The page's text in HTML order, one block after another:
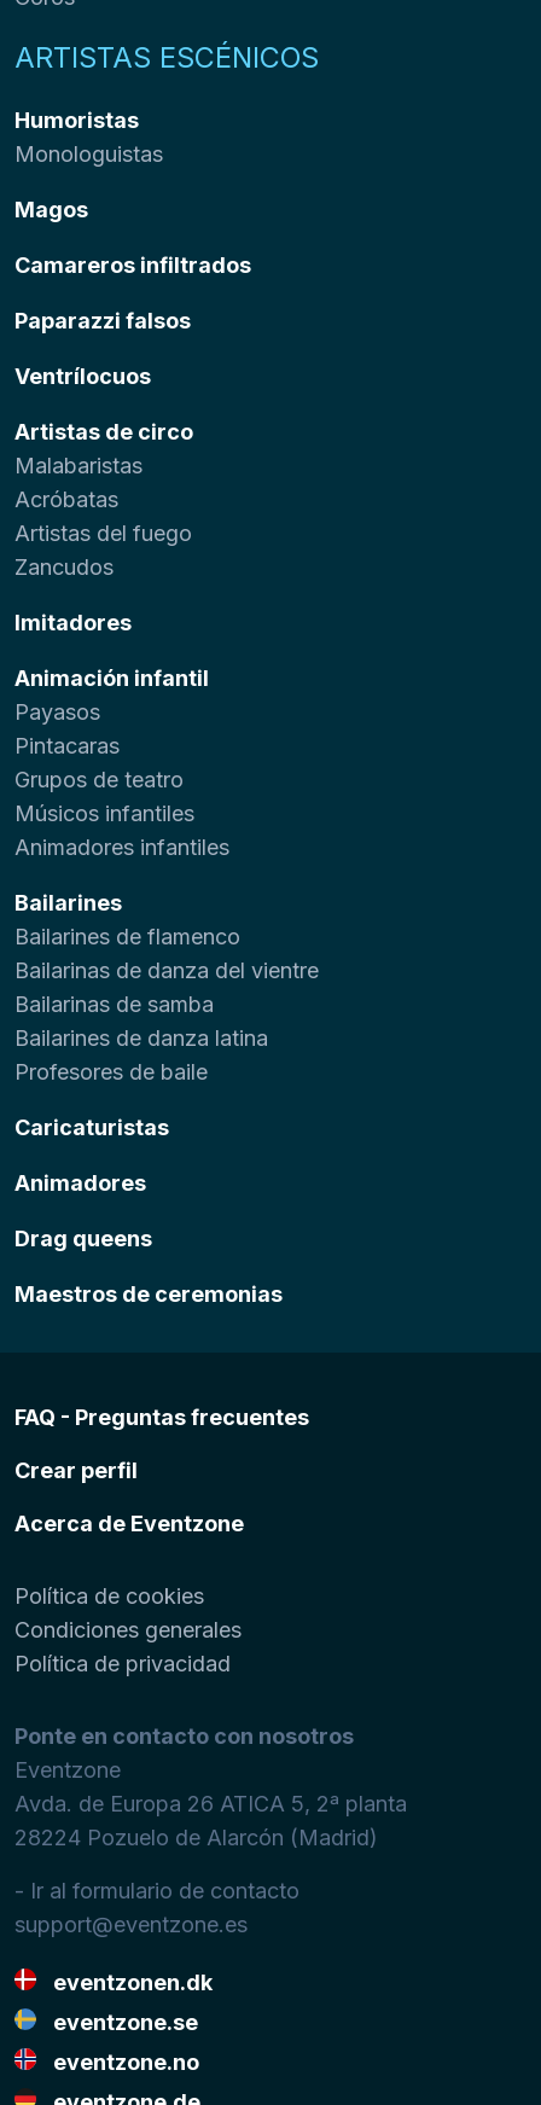
ARTISTAS ESCÉNICOS
Humoristas
Monologuistas
Magos
Camareros infiltrados
Paparazzi falsos
Ventrílocuos
Artistas de circo
Malabaristas
Acróbatas
Artistas del fuego
Zancudos
Imitadores
Animación infantil
Payasos
Pintacaras
Grupos de teatro
Músicos infantiles
Animadores infantiles
Bailarines
Bailarines de flamenco
Bailarinas de danza del vientre
Bailarinas de samba
Bailarines de danza latina
Profesores de baile
Caricaturistas
Animadores
Drag queens
Maestros de ceremonias
FAQ - Preguntas frecuentes
Crear perfil
Acerca de Eventzone
Política de cookies
Condiciones generales
Política de privacidad
Ponte en contacto con nosotros
Eventzone
Avda. de Europa 26 ATICA 5, 2ª planta
28224 Pozuelo de Alarcón (Madrid)
- Ir al formulario de contacto
support@eventzone.es
eventzonen.dk
eventzone.se
eventzone.no